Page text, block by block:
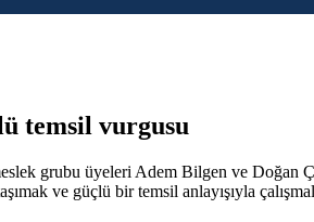
temsil vurgusu
grubu üyeleri Adem Bilgen ve
ve güçlü bir temsil anlayışıyla